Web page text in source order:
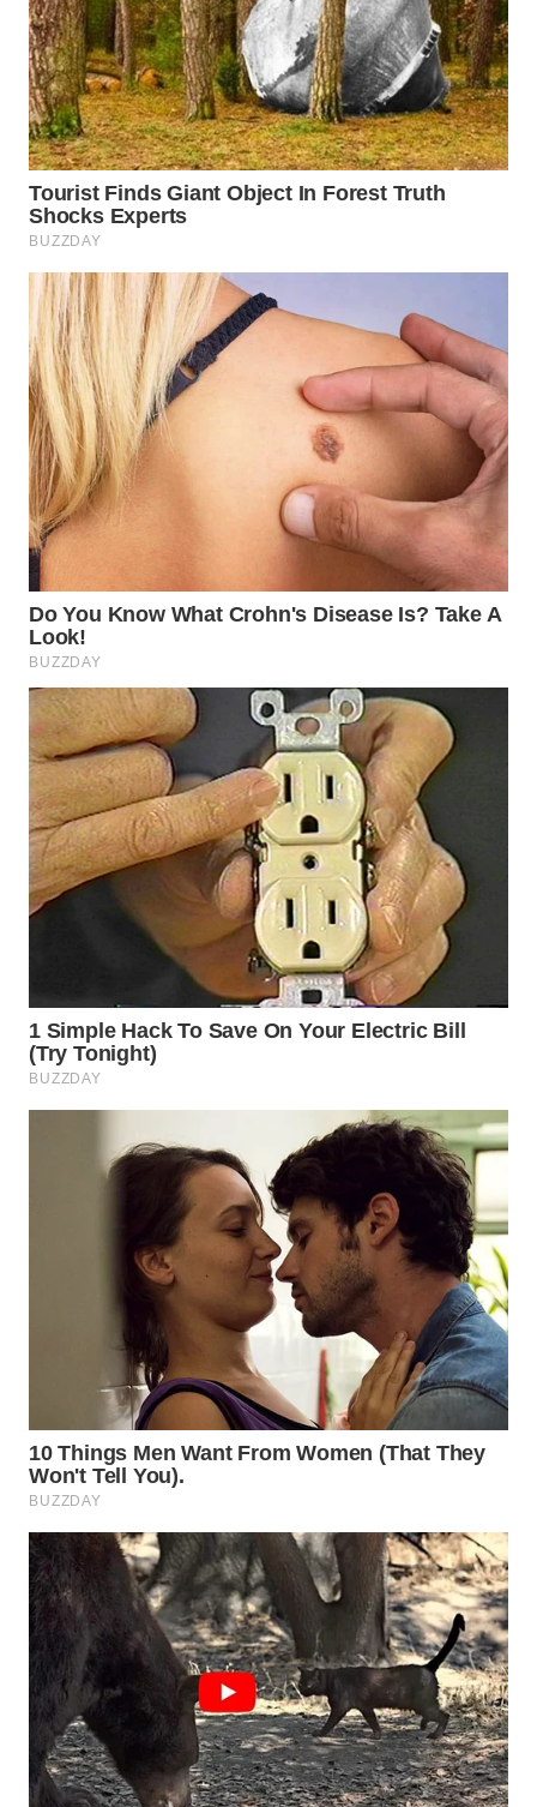
SELATAN
WN
TANJUNG
LESUNG
WN
KARO
WN
SIMALUNGUN
WN
LABUHANBATU
WN
TAPANULI
TENGAH
SERDANG
WN
TEBING
TINGGI
WN
PAKPAK
WN
KARAWANG
WN
BOGOR
PADANG
LAWAS
WN
SUMEDANG
WN
CIANJUR
WN
KEPULAUAN
SERIBU